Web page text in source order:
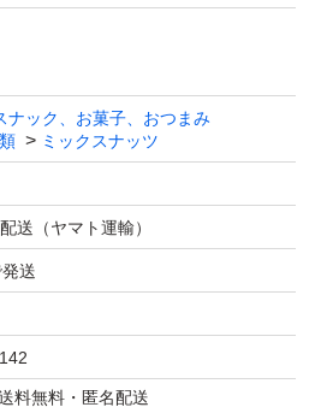
ナック、お菓子、おつまみ
ミックスナッツ
送（ヤマト運輸）
送
料無料・匿名配送